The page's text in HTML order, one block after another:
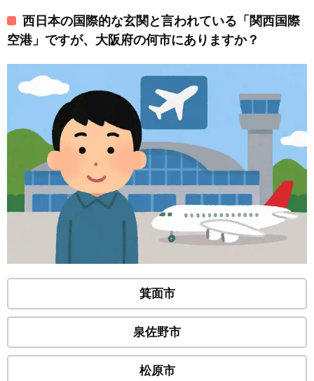
西日本の国際的な玄関と言われている「関西国際
空港」ですが、大阪府の何市にありますか？
箕面市
泉佐野市
松原市